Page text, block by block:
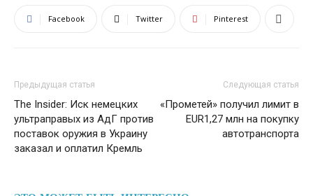
Facebook Twitter Pinterest
Предыдущая статья
The Insider: Иск немецких
ультраправых из АдГ против
поставок оружия в Украину
заказал и оплатил Кремль
Следующая статья
«Прометей» получил лимит в
EUR1,27 млн на покупку
автотранспорта